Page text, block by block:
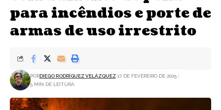
para incêndios e porte de
armas de uso irrestrito
PORDIEGO RODRÍGUEZ VELÁZQUEZ 17 DE FEVEREIRO DE 2025
5 MIN DE LEITURA